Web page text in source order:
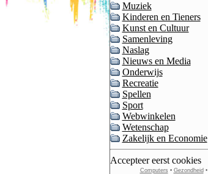
Muziek
Kinderen en Tieners
Kunst en Cultuur
Samenleving
Naslag
Nieuws en Media
Onderwijs
Recreatie
Spellen
Sport
Webwinkelen
Wetenschap
Zakelijk en Economie
Accepteer eerst cookies
Computers • Gezondheid •